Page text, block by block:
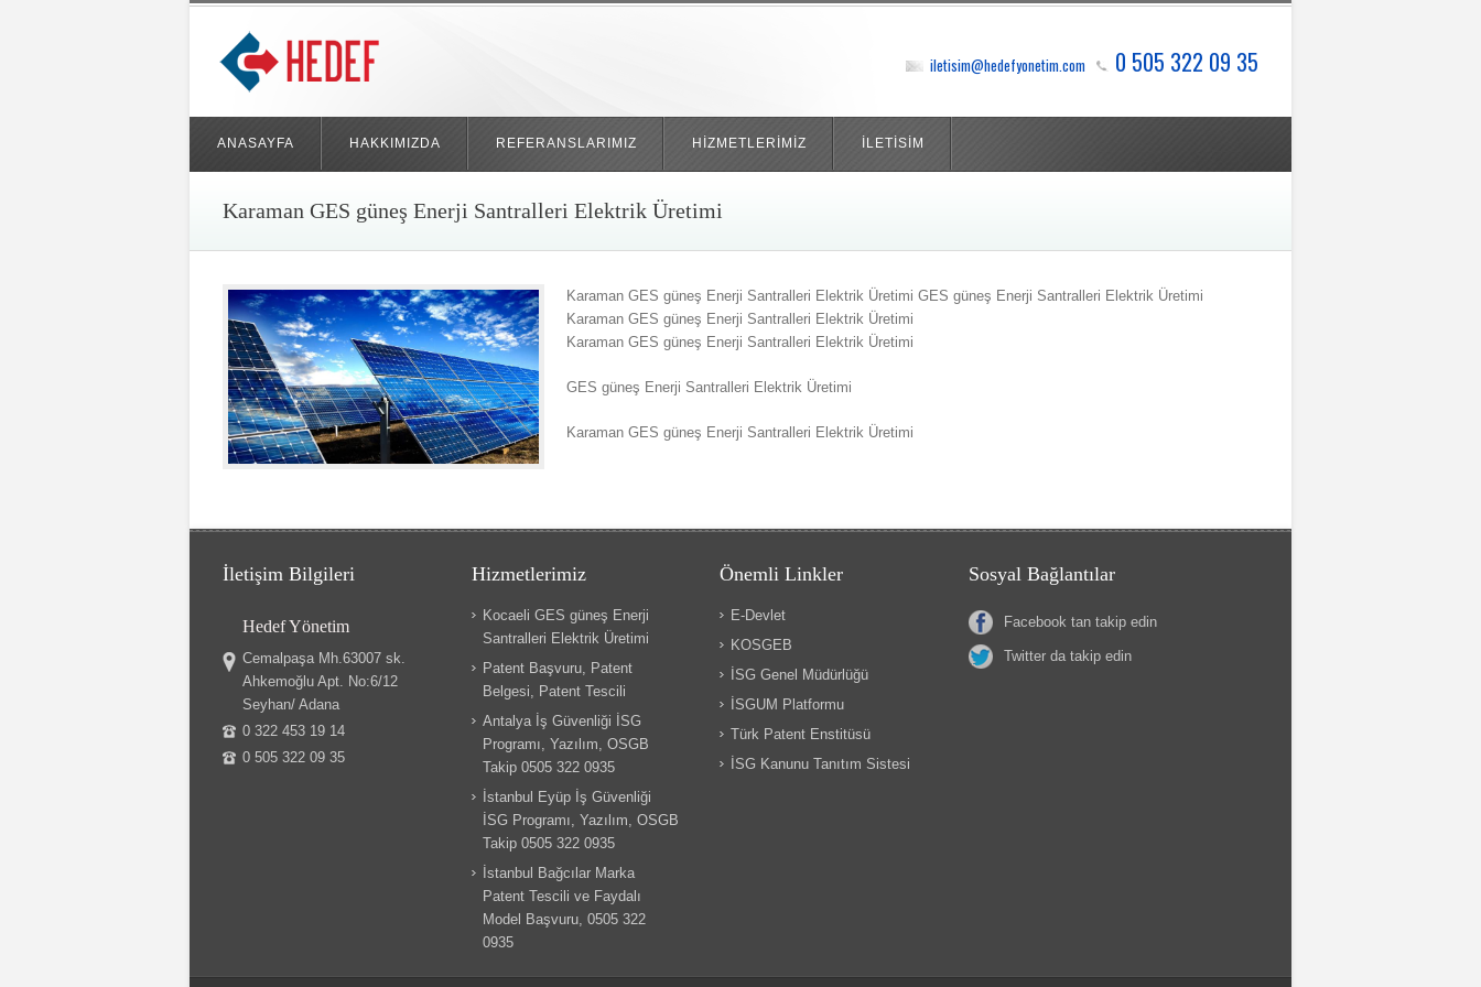
iletisim@hedefyonetim.com 0 505 322 09 35
ANASAYFA HAKKIMIZDA REFERANSLARIMIZ HİZMETLERİMİZ İLETİSİM
Karaman GES güneş Enerji Santralleri Elektrik Üretimi
Karaman GES güneş Enerji Santralleri Elektrik Üretimi GES güneş Enerji Santralleri Elektrik Üretimi
Karaman GES güneş Enerji Santralleri Elektrik Üretimi
Karaman GES güneş Enerji Santralleri Elektrik Üretimi
GES güneş Enerji Santralleri Elektrik Üretimi
Karaman GES güneş Enerji Santralleri Elektrik Üretimi
İletişim Bilgileri
Hedef Yönetim
Cemalpaşa Mh.63007 sk.
Ahkemoğlu Apt. No:6/12
Seyhan/ Adana
0 322 453 19 14
0 505 322 09 35
Hizmetlerimiz
Kocaeli GES güneş Enerji
Santralleri Elektrik Üretimi
Patent Başvuru, Patent
Belgesi, Patent Tescili
Antalya İş Güvenliği İSG
Programı, Yazılım, OSGB
Takip 0505 322 0935
İstanbul Eyüp İş Güvenliği
İSG Programı, Yazılım, OSGB
Takip 0505 322 0935
İstanbul Bağcılar Marka
Patent Tescili ve Faydalı
Model Başvuru, 0505 322
0935
Önemli Linkler
E-Devlet
KOSGEB
İSG Genel Müdürlüğü
İSGUM Platformu
Türk Patent Enstitüsü
İSG Kanunu Tanıtım Sistesi
Sosyal Bağlantılar
Facebook tan takip edin
Twitter da takip edin